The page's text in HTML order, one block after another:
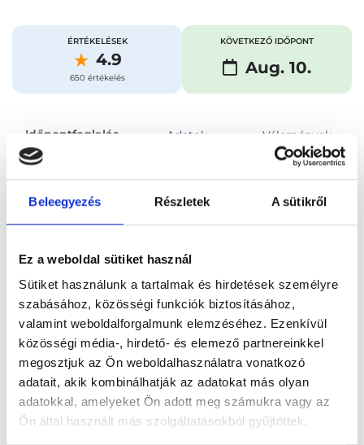
Beleegyezés Részletek A sütikről
Ez a weboldal sütiket használ
Sütiket használunk a tartalmak és hirdetések személyre
szabásához, közösségi funkciók biztosításához,
valamint weboldalforgalmunk elemzéséhez. Ezenkívül
közösségi média-, hirdető- és elemező partnereinkkel
megosztjuk az Ön weboldalhasználatra vonatkozó
adatait, akik kombinálhatják az adatokat más olyan
adatokkal, amelyeket Ön adott meg számukra vagy az
Ön által használt más szolgáltatásokból gyűjtöttek.
ÉRTÉKELÉSEK
4.9
650 értékelés
KÖVETKEZŐ IDŐPONT
Aug. 10.
Időpontfoglalás Adatok Vélemények
Foglalj időpontot
Főoldal Orvosok Kardiológus
Kardiológus, Szombathely Dr. Gasztonyi Ferenc